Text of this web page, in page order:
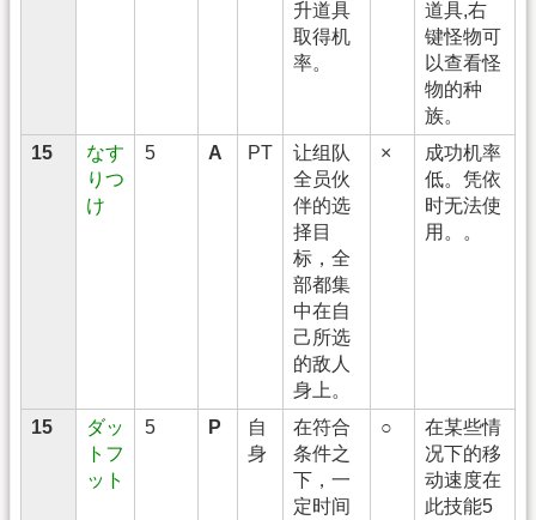
升道具
取得机
率。
道具,右
键怪物可
以查看怪
物的种
族。
15
なす
りつ
け
5 A PT
让组队
全员伙
伴的选
择目
标，全
部都集
中在自
己所选
的敌人
身上。
×
成功机率
低。凭依
时无法使
用。。
15
ダッ
トフ
ット
5 P
自
身
在符合
条件之
下，一
定时间
○
在某些情
况下的移
动速度在
此技能5